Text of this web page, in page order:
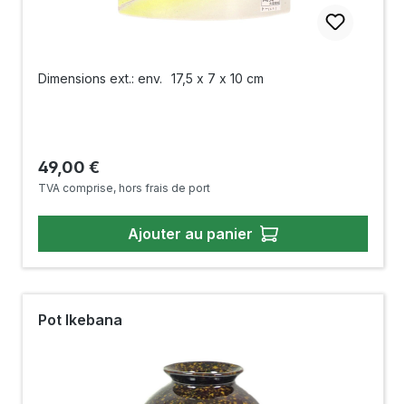
Dimensions ext.: env. 17,5 x 7 x 10 cm
Prix régulier :
49,00 €
TVA comprise, hors frais de port
Ajouter au panier
Pot Ikebana